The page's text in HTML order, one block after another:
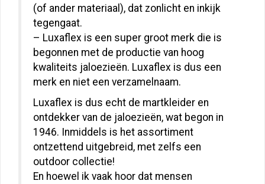
(of ander materiaal), dat zonlicht en inkijk
tegengaat.
– Luxaflex is een super groot merk die is
begonnen met de productie van hoog
kwaliteits jaloezieën. Luxaflex is dus een
merk en niet een verzamelnaam.
Luxaflex is dus echt de martkleider en
ontdekker van de jaloezieën, wat begon in
1946. Inmiddels is het assortiment
ontzettend uitgebreid, met zelfs een
outdoor collectie!
En hoewel ik vaak hoor dat mensen